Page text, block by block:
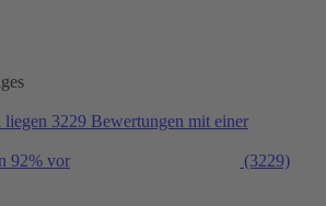
liegen 3229 Bewertungen mit einer
92% vor
(3229)